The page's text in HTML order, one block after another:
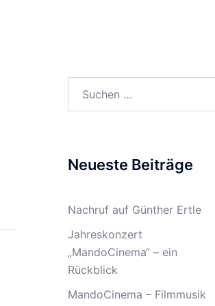
Neueste Beiträge
Nachruf auf Günther Ertle
Jahreskonzert
„MandoCinema“ – ein
Rückblick
MandoCinema – Filmmusik